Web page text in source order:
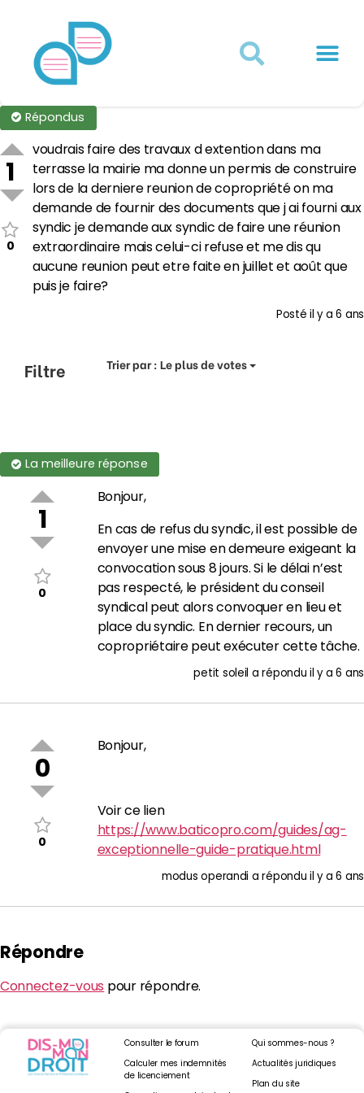
Répondus
1
0
voudrais faire des travaux d extention dans ma
terrasse la mairie ma donne un permis de construire
lors de la derniere reunion de copropriété on ma
demande de fournir des documents que j ai fourni aux
syndic je demande aux syndic de faire une réunion
extraordinaire mais celui-ci refuse et me dis qu
aucune reunion peut etre faite en juillet et août que
puis je faire?
Postéil y a 6 ans
Filtre Trier par :Le plus de votes
La meilleure réponse
1
0
Bonjour,
En cas de refus du syndic, il est possible de
envoyer une mise en demeure exigeant la
convocation sous 8 jours. Si le délai n’est
pas respecté, le président du conseil
syndical peut alors convoquer en lieu et
place du syndic. En dernier recours, un
copropriétaire peut exécuter cette tâche.
petit soleil a réponduil y a 6 ans
0
0
Bonjour,
Voir ce lien
https://www.baticopro.com/guides/ag-
exceptionnelle-guide-pratique.html
modus operandi a réponduil y a 6 ans
Répondre
Connectez-vous pour répondre.
Consulter le forum
Calculer mes indemnités
de licenciement
Qui sommes-nous ?
Actualités juridiques
Plan du site